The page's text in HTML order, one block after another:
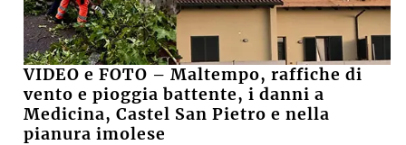
VIDEO e FOTO – Maltempo, raffiche di
vento e pioggia battente, i danni a
Medicina, Castel San Pietro e nella
pianura imolese